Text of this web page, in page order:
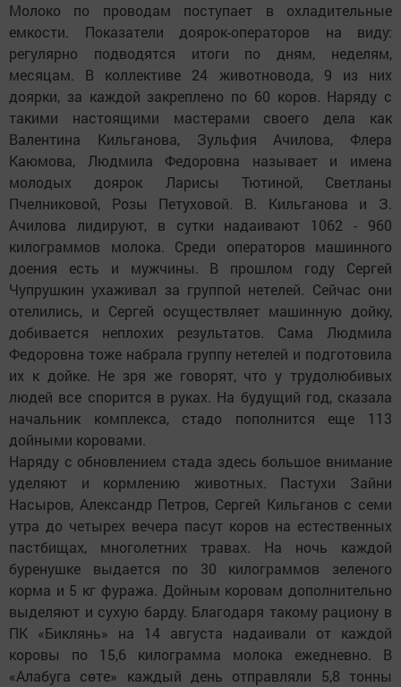
Молоко по проводам поступает в охладительные
емкости. Показатели доярок-операторов на виду:
регулярно подводятся итоги по дням, неделям,
месяцам. В коллективе 24 животновода, 9 из них
доярки, за каждой закреплено по 60 коров. Наряду с
такими настоящими мастерами своего дела как
Валентина Кильганова, Зульфия Ачилова, Флера
Каюмова, Людмила Федоровна называет и имена
молодых доярок Ларисы Тютиной, Светланы
Пчелниковой, Розы Петуховой. В. Кильганова и З.
Ачилова лидируют, в сутки надаивают 1062 - 960
килограммов молока. Среди операторов машинного
доения есть и мужчины. В прошлом году Сергей
Чупрушкин ухаживал за группой нетелей. Сейчас они
отелились, и Сергей осуществляет машинную дойку,
добивается неплохих результатов. Сама Людмила
Федоровна тоже набрала группу нетелей и подготовила
их к дойке. Не зря же говорят, что у трудолюбивых
людей все спорится в руках. На будущий год, сказала
начальник комплекса, стадо пополнится еще 113
дойными коровами.
Наряду с обновлением стада здесь большое внимание
уделяют и кормлению животных. Пастухи Зайни
Насыров, Александр Петров, Сергей Кильганов с семи
утра до четырех вечера пасут коров на естественных
пастбищах, многолетних травах. На ночь каждой
буренушке выдается по 30 килограммов зеленого
корма и 5 кг фуража. Дойным коровам дополнительно
выделяют и сухую барду. Благодаря такому рациону в
ПК «Биклянь» на 14 августа надаивали от каждой
коровы по 15,6 килограмма молока ежедневно. В
«Алабуга сөте» каждый день отправляли 5,8 тонны